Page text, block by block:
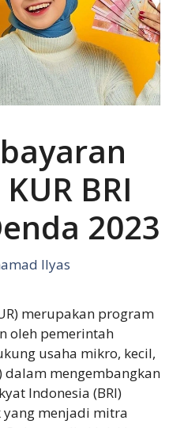
BRI
2023
Ilyas
merupakan program
oleh pemerintah
usaha mikro, kecil,
dalam mengembangkan
Indonesia (BRI)
menjadi mitra